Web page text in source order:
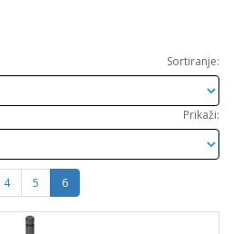
Sortiranje:
Prikaži:
4 5 6